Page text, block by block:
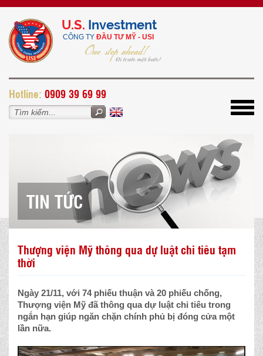
U.S. Investment
CÔNG TY ĐẦU TƯ MỸ - USI
Hotline: 0909 39 69 99
TIN TỨC
Thượng viện Mỹ thông qua dự luật chi tiêu tạm
thời
Ngày 21/11, với 74 phiếu thuận và 20 phiếu chống,
Thượng viện Mỹ đã thông qua dự luật chi tiêu trong
ngắn hạn giúp ngăn chặn chính phủ bị đóng cửa một
lần nữa.